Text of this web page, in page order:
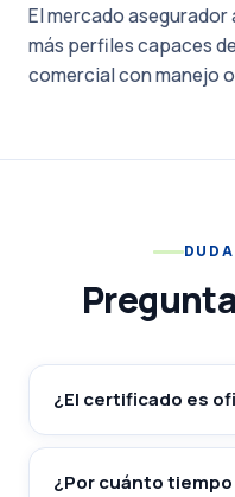
El mercado
más perfiles capaces
comercial con manejo
¿El certificado es
¿Por cuánto